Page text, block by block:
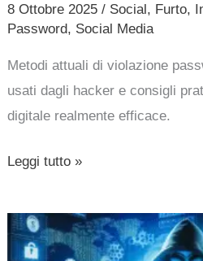
8 Ottobre 2025/ Social, Furto,
Password, Social Media
Metodi attuali di violazione
usati dagli hacker e consigli
digitale realmente efficace.
comuni
Leggi tutto »
Dirigenti
aziendali